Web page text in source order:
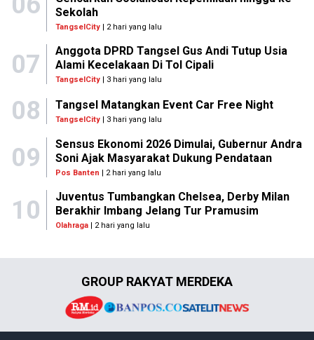
Sekolah
TangselCity| 2 hari yang lalu
07
Anggota DPRD Tangsel Gus Andi Tutup Usia
Alami Kecelakaan Di Tol Cipali
TangselCity| 3 hari yang lalu
08 Tangsel Matangkan Event Car Free Night
TangselCity | 3 hari yang lalu
09
Sensus Ekonomi 2026 Dimulai, Gubernur Andra
Soni Ajak Masyarakat Dukung Pendataan
Pos Banten | 2 hari yang lalu
10
Juventus Tumbangkan Chelsea, Derby Milan
Berakhir Imbang Jelang Tur Pramusim
Olahraga| 2 hari yang lalu
GROUP RAKYAT MERDEKA